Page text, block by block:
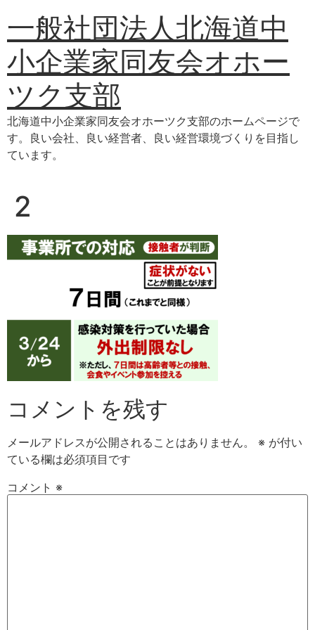
ン
テ
ツ
に
ス
キ
ッ
一般社団法人北海道中
小企業家同友会オホー
ツク支部
北海道中小企業家同友会オホーツク支部のホームページで
す。良い会社、良い経営者、良い経営環境づくりを目指し
ています。
2
コメントを残す
メールアドレスが公開されることはありません。 ※ が付い
ている欄は必須項目です
コメント ※